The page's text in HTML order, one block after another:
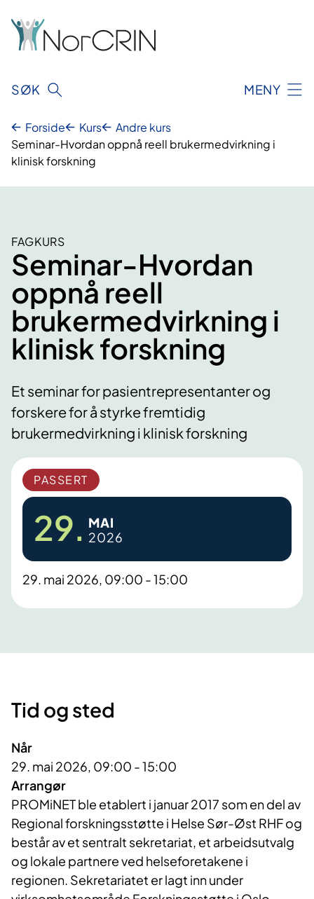
innhold
SØK MENY
Forside Kurs
Andre kurs
Seminar-Hvordan oppnå reell brukermedvirkning i
klinisk forskning
FAGKURS
Seminar-Hvordan
oppnå reell
brukermedvirkning i
klinisk forskning
Et seminar for pasientrepresentanter og
forskere for å styrke fremtidig
brukermedvirkning i klinisk forskning
PASSERT
29. MAI
2026
29. mai 2026, 09:00 - 15:00
Tid og sted
Når
29. mai 2026, 09:00 - 15:00
Arrangør
PROMiNET ble etablert i januar 2017 som en del av
Regional forskningsstøtte i Helse Sør-Øst RHF og
består av et sentralt sekretariat, et arbeidsutvalg
og lokale partnere ved helseforetakene i
regionen. Sekretariatet er lagt inn under